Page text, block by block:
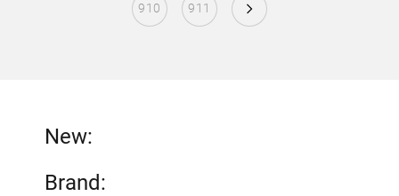
910 911
New:
Brand: